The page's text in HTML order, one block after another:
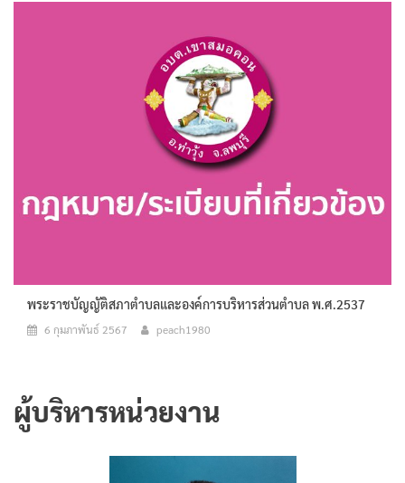
พระราชบัญญัติสภาตำบลและองค์การบริหารส่วนตำบล พ.ศ.2537
6 กุมภาพันธ์ 2567 peach1980
ผู้บริหารหน่วยงาน